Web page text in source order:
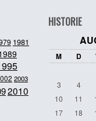
1981
2003
2010
HISTORIE
M D
3
4
10
11
17
18